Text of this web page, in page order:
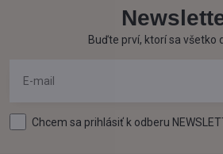
Buďte prví, ktorí sa všetko
Chcem sa prihlásiť k odberu